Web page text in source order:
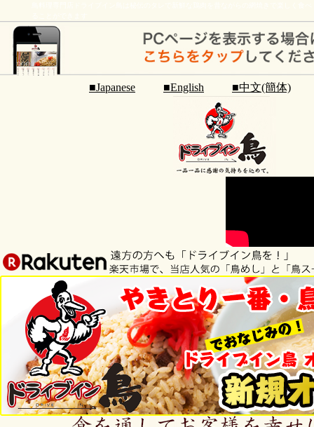
■Japanese ■English ■中文(簡体)